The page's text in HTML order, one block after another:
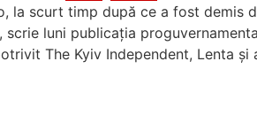
la scurt timp după ce a fost demis
, scrie luni publicația
The Kyiv Independent, Lenta și